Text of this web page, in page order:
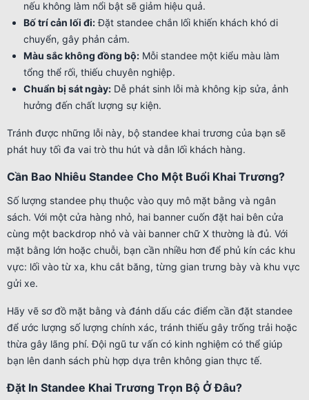
nếu không làm nổi bật sẽ giảm hiệu quả.
Bố trí cản lối đi:Đặt standee chắn lối khiến khách khó di
chuyển, gây phản cảm.
Màu sắc không đồng bộ: Mỗi standee một kiểu màu làm
tổng thể rối, thiếu chuyên nghiệp.
Chuẩn bị sát ngày: Dễ phát sinh lỗi mà không kịp sửa, ảnh
hưởng đến chất lượng sự kiện.
Tránh được những lỗi này, bộ standee khai trương của bạn sẽ
phát huy tối đa vai trò thu hút và dẫn lối khách hàng.
Cần Bao Nhiêu Standee Cho Một Buổi Khai Trương?
Số lượng standee phụ thuộc vào quy mô mặt bằng và ngân
sách. Với một cửa hàng nhỏ, hai banner cuốn đặt hai bên cửa
cùng một backdrop nhỏ và vài banner chữ X thường là đủ. Với
mặt bằng lớn hoặc chuỗi, bạn cần nhiều hơn để phủ kín các khu
vực: lối vào từ xa, khu cắt băng, từng gian trưng bày và khu vực
gửi xe.
Hãy vẽ sơ đồ mặt bằng và đánh dấu các điểm cần đặt standee
để ước lượng số lượng chính xác, tránh thiếu gây trống trải hoặc
thừa gây lãng phí. Đội ngũ tư vấn có kinh nghiệm có thể giúp
bạn lên danh sách phù hợp dựa trên không gian thực tế.
Đặt In Standee Khai Trương Trọn Bộ Ở Đâu?